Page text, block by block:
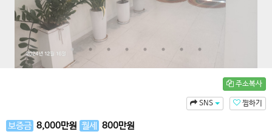
주소복사
찜하기
SNS
보증금 8,000만원 월세 800만원